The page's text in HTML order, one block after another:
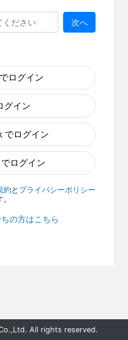
次へ
ログイン
グイン
でログイン
ログイン
約 と プライバシーポリシー
の方はこちら
All rights reserved.